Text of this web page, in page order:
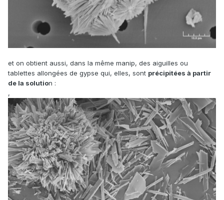
et on obtient aussi, dans la même manip, des aiguilles ou
tablettes allongées de gypse qui, elles, sont précipitées à partir
de la solution :
,